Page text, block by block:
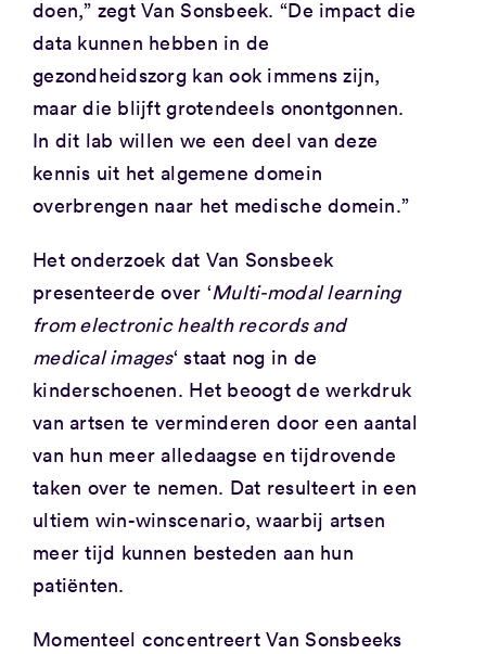
doen,” zegt Van Sonsbeek. “De impact die
data kunnen hebben in de
gezondheidszorg kan ook immens zijn,
maar die blijft grotendeels onontgonnen.
In dit lab willen we een deel van deze
kennis uit het algemene domein
overbrengen naar het medische domein.”
Het onderzoek dat Van Sonsbeek
presenteerde over ‘Multi-modal learning
from electronic health records and
medical images‘ staat nog in de
kinderschoenen. Het beoogt de werkdruk
van artsen te verminderen door een aantal
van hun meer alledaagse en tijdrovende
taken over te nemen. Dat resulteert in een
ultiem win-winscenario, waarbij artsen
meer tijd kunnen besteden aan hun
patiënten.
Momenteel concentreert Van Sonsbeeks